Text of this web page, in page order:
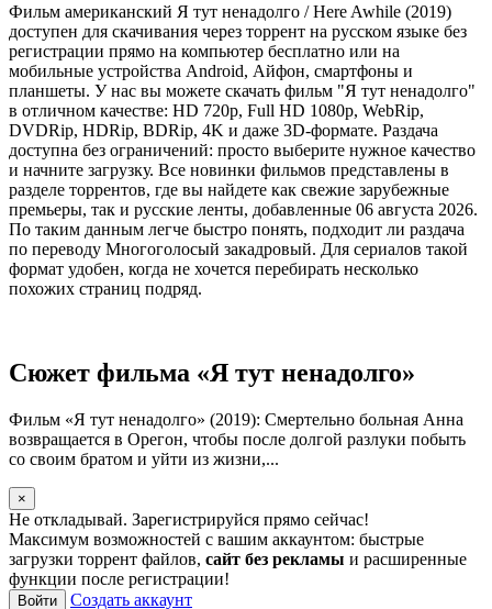
Фильм американский Я тут ненадолго / Here Awhile (2019)
доступен для скачивания через торрент на русском языке без
регистрации прямо на компьютер бесплатно или на
мобильные устройства Android, Айфон, смартфоны и
планшеты. У нас вы можете скачать фильм "Я тут ненадолго"
в отличном качестве: HD 720p, Full HD 1080p, WebRip,
DVDRip, HDRip, BDRip, 4K и даже 3D-формате. Раздача
доступна без ограничений: просто выберите нужное качество
и начните загрузку. Все новинки фильмов представлены в
разделе торрентов, где вы найдете как свежие зарубежные
премьеры, так и русские ленты, добавленные 06 августа 2026.
По таким данным легче быстро понять, подходит ли раздача
по переводу Многоголосый закадровый. Для сериалов такой
формат удобен, когда не хочется перебирать несколько
похожих страниц подряд.
Сюжет фильма «Я тут ненадолго»
Фильм «Я тут ненадолго» (2019): Смертельно больная Анна
возвращается в Орегон, чтобы после долгой разлуки побыть
со своим братом и уйти из жизни,...
×
Не откладывай. Зарегистрируйся прямо сейчас!
Максимум возможностей с вашим аккаунтом: быстрые
загрузки торрент файлов, сайт без рекламы и расширенные
функции после регистрации!
Войти Создать аккаунт